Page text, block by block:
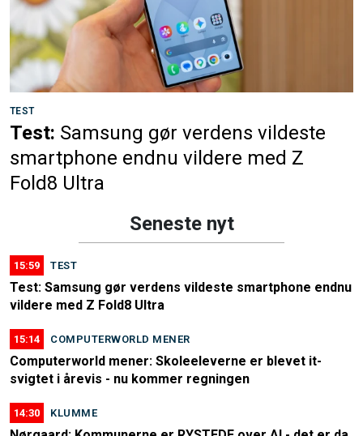
TEST
Test: Samsung gør verdens vildeste
smartphone endnu vildere med Z
Fold8 Ultra
Seneste nyt
15:59 TEST
Test: Samsung gør verdens vildeste smartphone endnu
vildere med Z Fold8 Ultra
15:14 COMPUTERWORLD MENER
Computerworld mener: Skoleeleverne er blevet it-
svigtet i årevis - nu kommer regningen
14:30 KLUMME